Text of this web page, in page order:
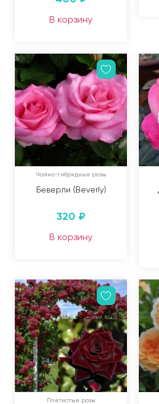
В корзину
Чайно-гибридные розы
Беверли (Beverly)
320 ₽
В корзину
Плетистые розы